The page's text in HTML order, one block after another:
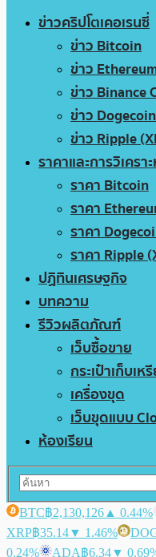
ข่าวคริปโตเคอเรนซี่
ข่าว Bitcoin
ข่าว
ข่าว Binance
ข่าว Dogecoin
ข่าว Ripple
ราคาและการวิเครา
ราคา Bitcoin
ราคา
ราคา
ราคา Ripple
ปฏิทินเศรษฐกิจ
บทความ
รีวิวผลิตภัณฑ์
เว็บซื้อขาย
กระเป๋าเก็บเ
เครื่องขุด
เว็บขุดแบบ
ห้องเรียน
BTC฿2,130,126 ▲ 0.44%
XRP฿35.14▼ 1.46%
0.24%
ADA฿6.34▼